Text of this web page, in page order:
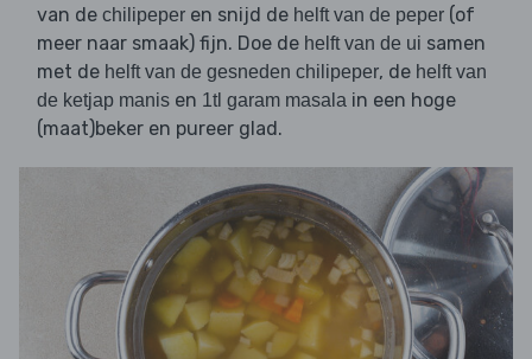
van de chilipeper en snijd de helft van de peper (of
meer naar smaak) fijn. Doe de helft van de ui samen
met de helft van de gesneden chilipeper, de helft van
de ketjap manis en 1tl garam masala in een hoge
(maat)beker en pureer glad.